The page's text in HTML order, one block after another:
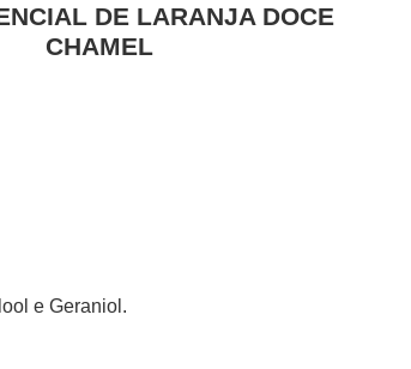
DE LARANJA DOCE
CHAMEL
e Geraniol.